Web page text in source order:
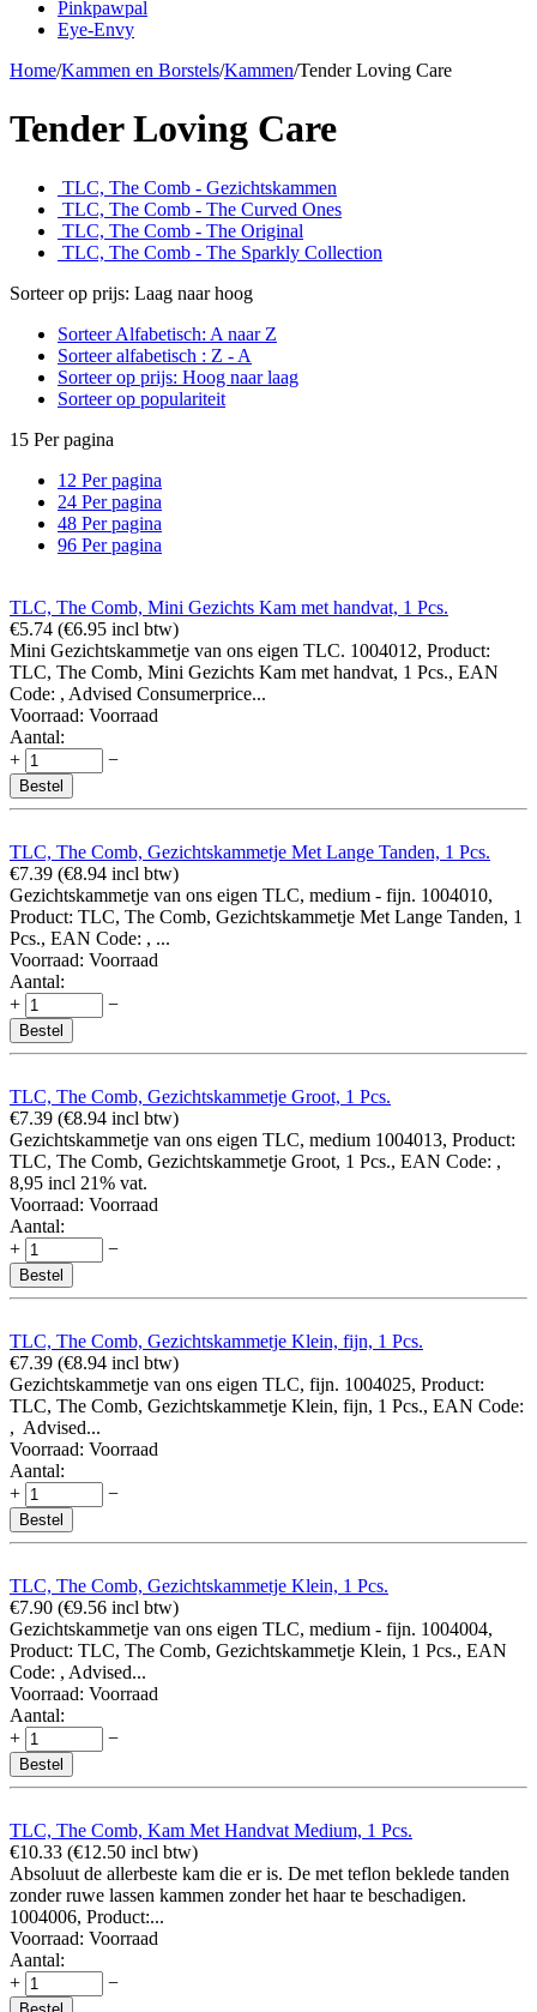
Pinkpawpal
Eye-Envy
Home/Kammen en Borstels/Kammen/Tender Loving Care
Tender Loving Care
TLC, The Comb - Gezichtskammen
TLC, The Comb - The Curved Ones
TLC, The Comb - The Original
TLC, The Comb - The Sparkly Collection
Sorteer op prijs: Laag naar hoog
Sorteer Alfabetisch: A naar Z
Sorteer alfabetisch : Z - A
Sorteer op prijs: Hoog naar laag
Sorteer op populariteit
15 Per pagina
12 Per pagina
24 Per pagina
48 Per pagina
96 Per pagina
TLC, The Comb, Mini Gezichts Kam met handvat, 1 Pcs.
€5.74 (€6.95 incl btw)
Mini Gezichtskammetje van ons eigen TLC. 1004012, Product:
TLC, The Comb, Mini Gezichts Kam met handvat, 1 Pcs., EAN
Code: , Advised Consumerprice...
Voorraad: Voorraad
Aantal:
+
−
Bestel
TLC, The Comb, Gezichtskammetje Met Lange Tanden, 1 Pcs.
€7.39 (€8.94 incl btw)
Gezichtskammetje van ons eigen TLC, medium - fijn. 1004010,
Product: TLC, The Comb, Gezichtskammetje Met Lange Tanden, 1
Pcs., EAN Code: , ...
Voorraad: Voorraad
Aantal:
+
−
Bestel
TLC, The Comb, Gezichtskammetje Groot, 1 Pcs.
€7.39 (€8.94 incl btw)
Gezichtskammetje van ons eigen TLC, medium 1004013, Product:
TLC, The Comb, Gezichtskammetje Groot, 1 Pcs., EAN Code: ,
8,95 incl 21% vat.
Voorraad: Voorraad
Aantal:
+
−
Bestel
TLC, The Comb, Gezichtskammetje Klein, fijn, 1 Pcs.
€7.39 (€8.94 incl btw)
Gezichtskammetje van ons eigen TLC, fijn. 1004025, Product:
TLC, The Comb, Gezichtskammetje Klein, fijn, 1 Pcs., EAN Code:
, Advised...
Voorraad: Voorraad
Aantal:
+
−
Bestel
TLC, The Comb, Gezichtskammetje Klein, 1 Pcs.
€7.90 (€9.56 incl btw)
Gezichtskammetje van ons eigen TLC, medium - fijn. 1004004,
Product: TLC, The Comb, Gezichtskammetje Klein, 1 Pcs., EAN
Code: , Advised...
Voorraad: Voorraad
Aantal:
+
−
Bestel
TLC, The Comb, Kam Met Handvat Medium, 1 Pcs.
€10.33 (€12.50 incl btw)
Absoluut de allerbeste kam die er is. De met teflon beklede tanden
zonder ruwe lassen kammen zonder het haar te beschadigen.
1004006, Product:...
Voorraad: Voorraad
Aantal:
+
−